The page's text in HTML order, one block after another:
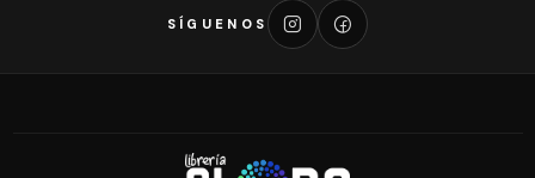
SÍGUENOS